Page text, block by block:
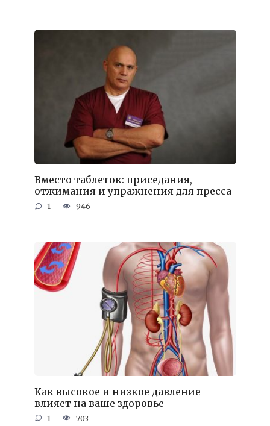
Вместо таблеток: приседания,
отжимания и упражнения для пресса
1 946
Как высокое и низкое давление
влияет на ваше здоровье
1 703